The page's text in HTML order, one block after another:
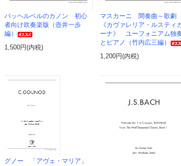
パッヘルベルのカノン 初心
者向け吹奏楽版（壺井一歩
編）
1,500円(内税)
マスカーニ 間奏曲～歌劇
《カヴァレリア・ルスティ
ーナ》 ユーフォニアム独
とピアノ（竹内広三編）
1,200円(内税)
グノー 「アヴェ・マリア」